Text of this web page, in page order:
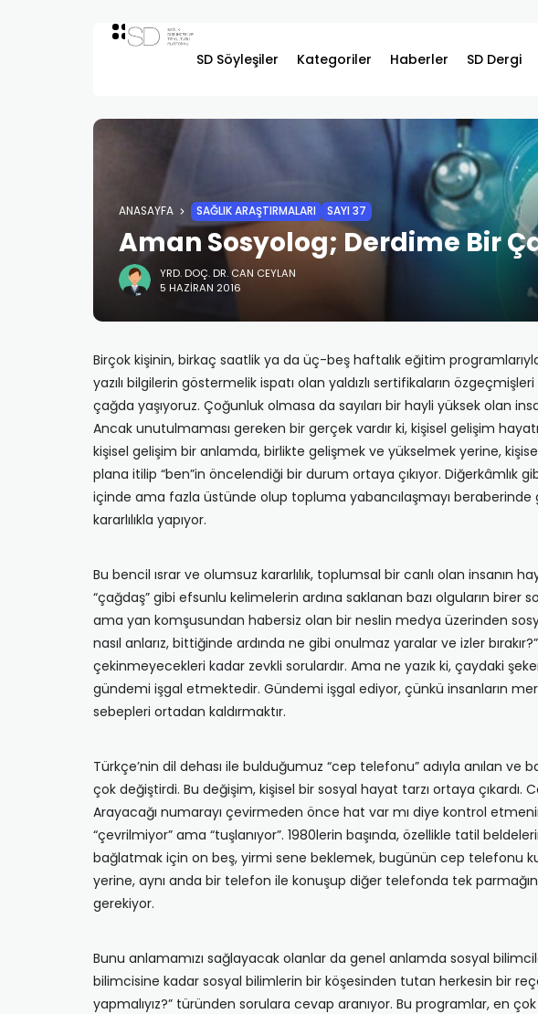
SD Söyleşiler Kategoriler Haberler SD Dergi
ANASAYFA SAĞLIK ARAŞTIRMALARI SAYI 37
Aman Sosyolog; Derdime Bir
YRD. DOÇ. DR. CAN CEYLAN
5 HAZIRAN 2016
Birçok kişinin, birkaç saatlik ya da üç-beş haftalık eğitim
yazılı bilgilerin göstermelik ispatı olan yaldızlı sertifikaların
çağda yaşıyoruz. Çoğunluk olmasa da sayıları bir hayli yüksek olan
Ancak unutulmaması gereken bir gerçek vardır ki, kişisel gelişim
kişisel gelişim bir anlamda, birlikte gelişmek ve yükselmek yerine,
plana itilip “ben”in öncelendiği bir durum ortaya çıkıyor. Diğerkâmlık
içinde ama fazla üstünde olup topluma yabancılaşmayı beraberinde
kararlılıkla yapıyor.
Bu bencil ısrar ve olumsuz kararlılık, toplumsal bir canlı olan insanın
“çağdaş” gibi efsunlu kelimelerin ardına saklanan bazı olguların birer
ama yan komşusundan habersiz olan bir neslin medya üzerinden
nasıl anlarız, bittiğinde ardında ne gibi onulmaz yaralar ve izler
çekinmeyecekleri kadar zevkli sorulardır. Ama ne yazık ki, çaydaki
gündemi işgal etmektedir. Gündemi işgal ediyor, çünkü insanların
sebepleri ortadan kaldırmaktır.
Türkçe’nin dil dehası ile bulduğumuz “cep telefonu” adıyla anılan ve
çok değiştirdi. Bu değişim, kişisel bir sosyal hayat tarzı ortaya
Arayacağı numarayı çevirmeden önce hat var mı diye kontrol
“çevrilmiyor” ama “tuşlanıyor”. 1980lerin başında, özellikle tatil
bağlatmak için on beş, yirmi sene beklemek, bugünün cep telefonu
yerine, aynı anda bir telefon ile konuşup diğer telefonda tek
gerekiyor.
Bunu anlamamızı sağlayacak olanlar da genel anlamda sosyal
bilimcisine kadar sosyal bilimlerin bir köşesinden tutan herkesin bir
yapmalıyız?” türünden sorulara cevap aranıyor. Bu programlar, en